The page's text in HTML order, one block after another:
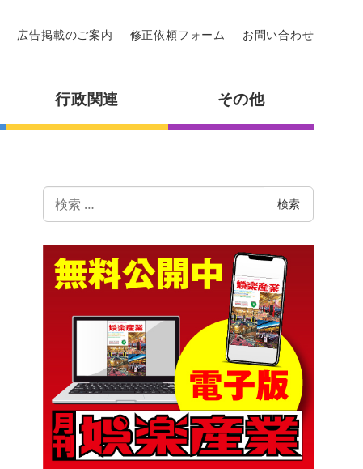
広告掲載のご案内 修正依頼フォーム お問い合わせ
行政関連 その他
索
検索